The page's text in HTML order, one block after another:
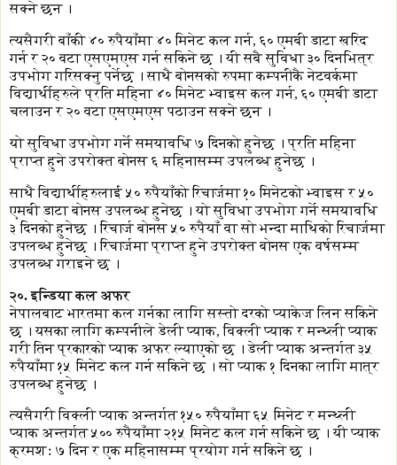
सक्ने छन ।
त्यसैगरी बाँकी ४० रुपैयाँमा ४० मिनेट कल गर्न, ६० एमबी डाटा खरिद
गर्न र २० वटा एसएमएस गर्न सकिने छ । यी सबै सुविधा ३० दिनभित्र
उपभोग गरिसक्नु पर्नेछ । साथै बोनसको रुपमा कम्पनीकै नेटवर्कमा
विद्यार्थीहरुले प्रति महिना ४० मिनेट भ्वाइस कल गर्न, ६० एमबी डाटा
चलाउन र २० वटा एसएमएस पठाउन सक्ने छन ।
यो सुविधा उपभोग गर्ने समयावधि ७ दिनको हुनेछ । प्रति महिना
प्राप्त हुने उपरोक्त बोनस ६ महिनासम्म उपलब्ध हुनेछ ।
साथै विद्यार्थीहरुलाई ५० रुपैयाँको रिचार्जमा १० मिनेटको भ्वाइस र ५०
एमबी डाटा बोनस उपलब्ध हुनेछ । यो सुविधा उपभोग गर्ने समयावधि
३ दिनको हुनेछ । रिचार्ज बोनस ५० रुपैयाँ वा सो भन्दा माथिको रिचार्जमा
उपलब्ध हुनेछ । रिचार्जमा प्राप्त हुने उपरोक्त बोनस एक वर्षसम्म
उपलब्ध गराइने छ ।
२०. इन्डिया कल अफर
नेपालबाट भारतमा कल गर्नका लागि सस्तो दरको प्याकेज लिन सकिने
छ । यसका लागि कम्पनीले डेली प्याक, विक्ली प्याक र मन्थ्ली प्याक
गरी तिन प्रकारको प्याक अफर ल्याएको छ । डेली प्याक अन्तर्गत ३५
रुपैयाँमा १५ मिनेट कल गर्न सकिने छ । सो प्याक १ दिनका लागि मात्र
उपलब्ध हुनेछ ।
त्यसैगरी विक्ली प्याक अन्तर्गत १५० रुपैयाँमा ६५ मिनेट र मन्थ्ली
प्याक अन्तर्गत ५०० रुपैयाँमा २१५ मिनेट कल गर्न सकिने छ । यी प्याक
क्रमशः ७ दिन र एक महिनासम्म प्रयोग गर्न सकिने छ ।